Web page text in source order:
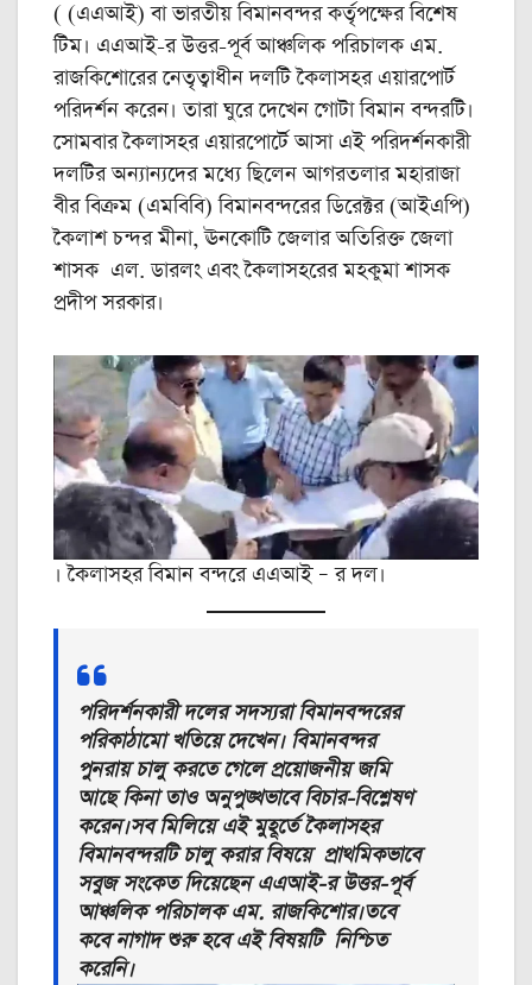
( (এএআই) বা ভারতীয় বিমানবন্দর কর্তৃপক্ষের বিশেষ
টিম। এএআই-র উত্তর-পূর্ব আঞ্চলিক পরিচালক এম.
রাজকিশোরের নেতৃত্বাধীন দলটি কৈলাসহর এয়ারপোর্ট
পরিদর্শন করেন। তারা ঘুরে দেখেন গোটা বিমান বন্দরটি।
সোমবার কৈলাসহর এয়ারপোর্টে আসা এই পরিদর্শনকারী
দলটির অন্যান্যদের মধ্যে ছিলেন আগরতলার মহারাজা
বীর বিক্রম (এমবিবি) বিমানবন্দরের ডিরেক্টর (আইএপি)
কৈলাশ চন্দর মীনা, ঊনকোটি জেলার অতিরিক্ত জেলা
শাসক এল. ডারলং এবং কৈলাসহরের মহকুমা শাসক
প্রদীপ সরকার।
। কৈলাসহর বিমান বন্দরে এএআই – র দল।
পরিদর্শনকারী দলের সদস্যরা বিমানবন্দরের
পরিকাঠামো খতিয়ে দেখেন। বিমানবন্দর
পুনরায় চালু করতে গেলে প্রয়োজনীয় জমি
আছে কিনা তাও অনুপুঙ্খভাবে বিচার-বিশ্লেষণ
করেন।সব মিলিয়ে এই মুহূর্তে কৈলাসহর
বিমানবন্দরটি চালু করার বিষয়ে প্রাথমিকভাবে
সবুজ সংকেত দিয়েছেন এএআই-র উত্তর-পূর্ব
আঞ্চলিক পরিচালক এম. রাজকিশোর।তবে
কবে নাগাদ শুরু হবে এই বিষয়টি নিশ্চিত
করেনি।